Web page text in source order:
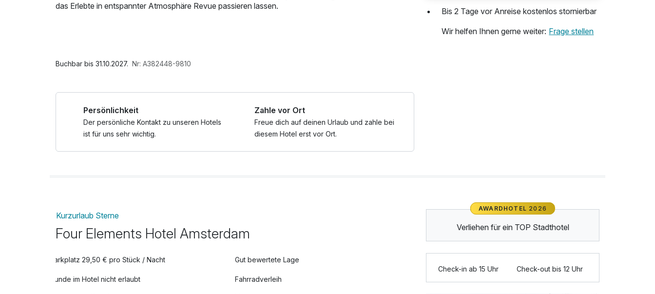
das Erlebte in entspannter Atmosphäre Revue passieren lassen.
Buchbar bis 31.10.2027. Nr: A382448-9810
Persönlichkeit
Der persönliche Kontakt zu unseren Hotels
ist für uns sehr wichtig.
Zahle vor Ort
Freue dich auf deinen Urlaub und zahle bei
diesem Hotel erst vor Ort.
Bis 2 Tage vor Anreise kostenlos stornierbar
Wir helfen Ihnen gerne weiter: Frage stellen
Kurzurlaub Sterne
Four Elements Hotel Amsterdam
Parkplatz 29,50 € pro Stück / Nacht Gut bewertete Lage
Hunde im Hotel nicht erlaubt Fahrradverleih
AWARDHOTEL 2026
Verliehen für ein TOP Stadthotel
Check-in ab 15 Uhr Check-out bis 12 Uhr